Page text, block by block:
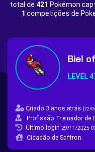
total de 421 Pokémon
1 competições de
Biel
LEVEL
Criado 3 anos atrás (22/
Profissão Treinador de
Último login 29/11/2025
Cidadão de Saffron